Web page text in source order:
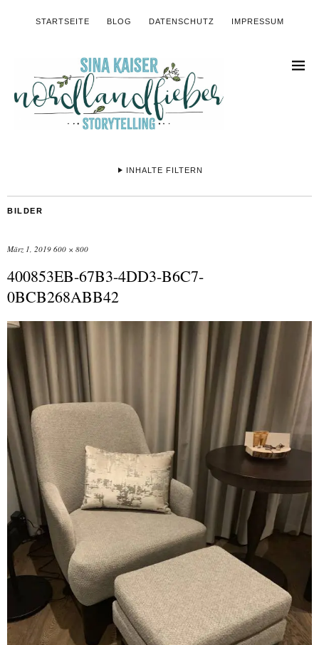
STARTSEITE BLOG DATENSCHUTZ IMPRESSUM
INHALTE FILTERN
BILDER
März 1, 2019 600 × 800
400853EB-67B3-4DD3-B6C7-
0BCB268ABB42